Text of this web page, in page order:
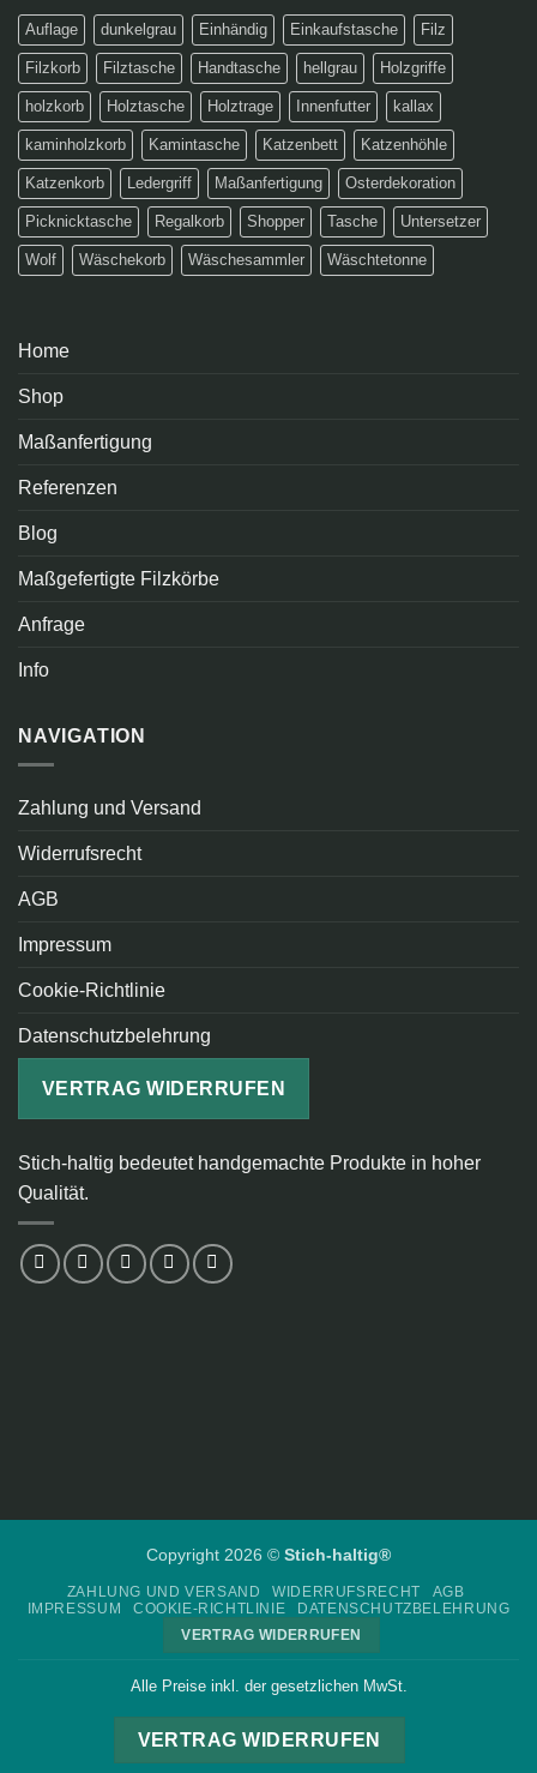
Auflage dunkelgrau Einhändig Einkaufstasche Filz
Filzkorb Filztasche Handtasche hellgrau Holzgriffe
holzkorb Holztasche Holztrage Innenfutter kallax
kaminholzkorb Kamintasche Katzenbett Katzenhöhle
Katzenkorb Ledergriff Maßanfertigung Osterdekoration
Picknicktasche Regalkorb Shopper Tasche Untersetzer
Wolf Wäschekorb Wäschesammler Wäschtetonne
Home
Shop
Maßanfertigung
Referenzen
Blog
Maßgefertigte Filzkörbe
Anfrage
Info
NAVIGATION
Zahlung und Versand
Widerrufsrecht
AGB
Impressum
Cookie-Richtlinie
Datenschutzbelehrung
VERTRAG WIDERRUFEN
Stich-haltig bedeutet handgemachte Produkte in hoher
Qualität.
Copyright 2026 © Stich-haltig®
ZAHLUNG UND VERSAND WIDERRUFSRECHT
AGB
IMPRESSUM
COOKIE-RICHTLINIE
DATENSCHUTZBELEHRUNG
VERTRAG WIDERRUFEN
Alle Preise inkl. der gesetzlichen MwSt.
VERTRAG WIDERRUFEN